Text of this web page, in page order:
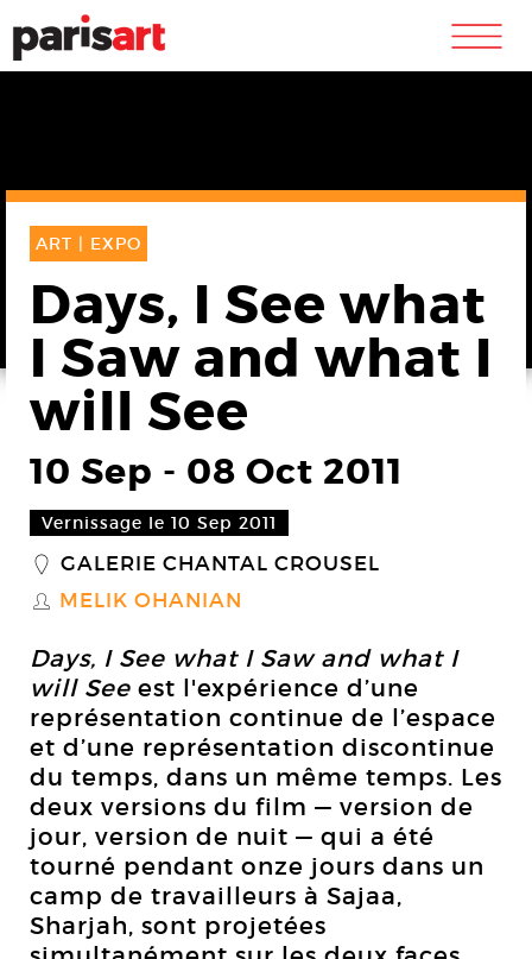
m
ART | EXPO
Days, I See what
I Saw and what I
will See
10 Sep - 08 Oct 2011
Vernissage le 10 Sep 2011
_ GALERIE CHANTAL CROUSEL
S MELIK OHANIAN
Days, I See what I Saw and what I
will See est l'expérience d’une
représentation continue de l’espace
et d’une représentation discontinue
du temps, dans un même temps. Les
deux versions du film — version de
jour, version de nuit — qui a été
tourné pendant onze jours dans un
camp de travailleurs à Sajaa,
Sharjah, sont projetées